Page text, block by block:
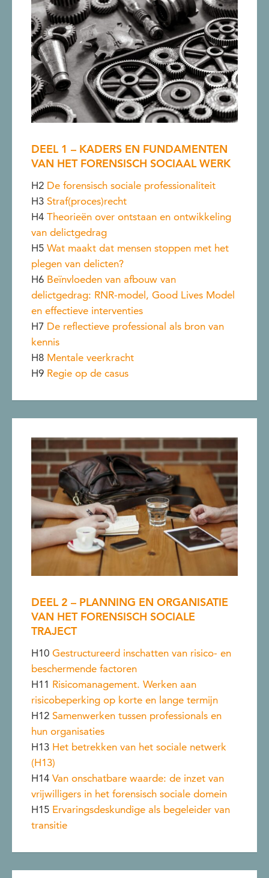
DEEL 1 – KADERS EN FUNDAMENTEN
VAN HET FORENSISCH SOCIAAL WERK
H2 De forensisch sociale professionaliteit
H3 Straf(proces)recht
H4 Theorieën over ontstaan en ontwikkeling
van delictgedrag
H5 Wat maakt dat mensen stoppen met het
plegen van delicten?
H6 Beïnvloeden van afbouw van
delictgedrag: RNR-model, Good Lives Model
en effectieve interventies
H7 De reflectieve professional als bron van
kennis
H8 Mentale veerkracht
H9 Regie op de casus
DEEL 2 – PLANNING EN ORGANISATIE
VAN HET FORENSISCH SOCIALE
TRAJECT
H10 Gestructureerd inschatten van risico- en
beschermende factoren
H11 Risicomanagement. Werken aan
risicobeperking op korte en lange termijn
H12 Samenwerken tussen professionals en
hun organisaties
H13 Het betrekken van het sociale netwerk
(H13)
H14 Van onschatbare waarde: de inzet van
vrijwilligers in het forensisch sociale domein
H15 Ervaringsdeskundige als begeleider van
transitie